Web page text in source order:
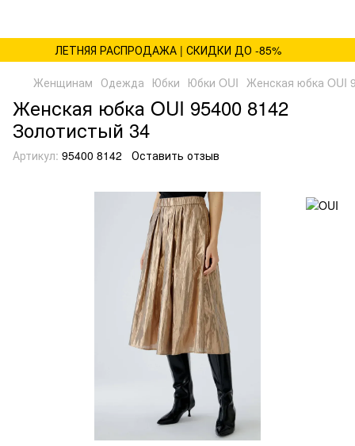
ЛЕТНЯЯ РАСПРОДАЖА | СКИДКИ ДО -85%
Женщинам Одежда Юбки Юбки OUI Женская юбка OUI
Женская юбка OUI 95400 8142
Золотистый 34
Артикул: 95400 8142 Оставить отзыв